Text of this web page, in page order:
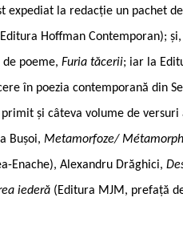
expediat la redacție un pachet
Hoffman Contemporan);
poeme, Furia tăcerii; iar la
în poezia contemporană din
și câteva volume de
Bușoi, Metamorfoze/
Enache), Alexandru Drăghici,
iederă (Editura MJM, prefață